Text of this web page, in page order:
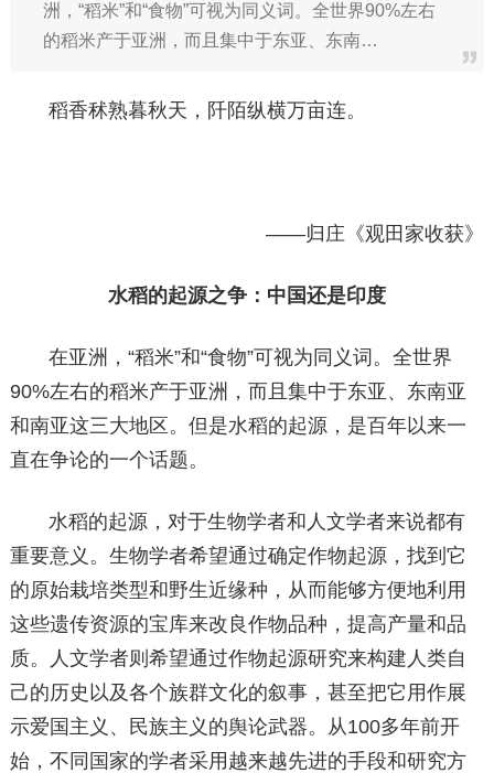
洲，“稻米”和“食物”可视为同义词。全世界90%左右
的稻米产于亚洲，而且集中于东亚、东南…
稻香秫熟暮秋天，阡陌纵横万亩连。
——归庄《观田家收获》
水稻的起源之争：中国还是印度
在亚洲，“稻米”和“食物”可视为同义词。全世界
90%左右的稻米产于亚洲，而且集中于东亚、东南亚
和南亚这三大地区。但是水稻的起源，是百年以来一
直在争论的一个话题。
水稻的起源，对于生物学者和人文学者来说都有
重要意义。生物学者希望通过确定作物起源，找到它
的原始栽培类型和野生近缘种，从而能够方便地利用
这些遗传资源的宝库来改良作物品种，提高产量和品
质。人文学者则希望通过作物起源研究来构建人类自
己的历史以及各个族群文化的叙事，甚至把它用作展
示爱国主义、民族主义的舆论武器。从100多年前开
始，不同国家的学者采用越来越先进的手段和研究方